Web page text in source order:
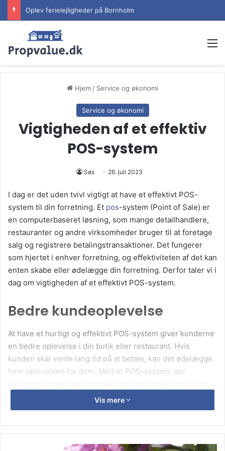
Oplev ferielejligheder på Bornholm
Hjem / Service og økonomi
Service og økonomi
Vigtigheden af et effektiv
POS-system
Søs 26. juli 2023
I dag er det uden tvivl vigtigt at have et effektivt POS-
system til din forretning. Et pos-system (Point of Sale) er
en computerbaseret løsning, som mange detailhandlere,
restauranter og andre virksomheder bruger til at foretage
salg og registrere betalingstransaktioner. Det fungerer
som hjertet i enhver forretning, og effektiviteten af det kan
enten skabe eller ødelægge din forretning. Derfor taler vi i
dag om vigtigheden af et effektivt POS-system.
Bedre kundeoplevelse
At have et hurtigt og effektivt POS-system giver kunderne
en bedre oplevelse i din butik eller restaurant. Hvis
kunden skal vente lang tid på at betale, kan det ødelægge
hele oplevelsen for dem. Med et POS-system, der
enkelt. Det giver kunden mulighed for at gå videre til
næste skridt på deres rejse, som skulle være en positiv
Vis mere